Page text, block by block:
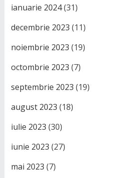
ianuarie 2024(31)
decembrie 2023 (11)
noiembrie 2023 (19)
octombrie 2023 (7)
septembrie 2023 (19)
august 2023 (18)
iulie 2023 (30)
iunie 2023 (27)
mai 2023 (7)